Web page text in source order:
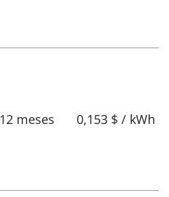
12 meses 0,153 $ / kWh